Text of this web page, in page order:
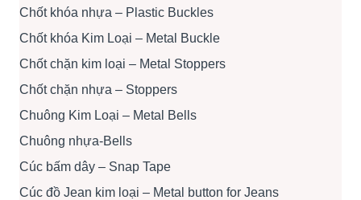
Chốt khóa nhựa – Plastic Buckles
Chốt khóa Kim Loại – Metal Buckle
Chốt chặn kim loại – Metal Stoppers
Chốt chặn nhựa – Stoppers
Chuông Kim Loại – Metal Bells
Chuông nhựa-Bells
Cúc bấm dây – Snap Tape
Cúc đồ Jean kim loại – Metal button for Jeans